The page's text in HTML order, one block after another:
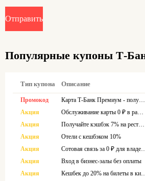
Отправить
Популярные купоны Т-
Тип купона Описание
Промокод
Акция
Акция
Акция
Отели с кешбэком 10%
Акция
Акция
Вход в бизнес-залы без оплаты
Акция